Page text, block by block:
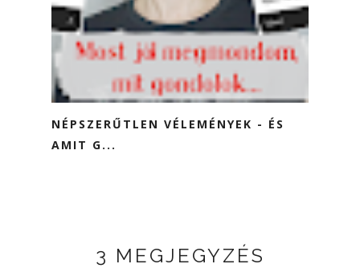
NÉPSZERŰTLEN VÉLEMÉNYEK - ÉS
AMIT G...
3 MEGJEGYZÉS